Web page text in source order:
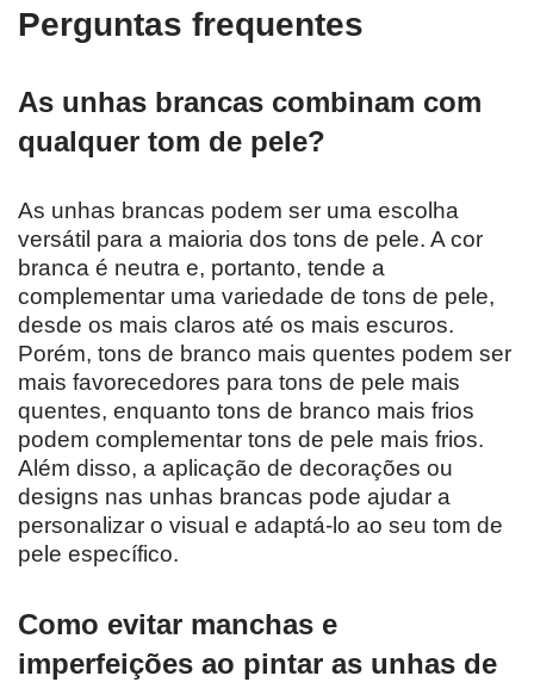
Perguntas frequentes
As unhas brancas combinam com
qualquer tom de pele?
As unhas brancas podem ser uma escolha
versátil para a maioria dos tons de pele. A cor
branca é neutra e, portanto, tende a
complementar uma variedade de tons de pele,
desde os mais claros até os mais escuros.
Porém, tons de branco mais quentes podem ser
mais favorecedores para tons de pele mais
quentes, enquanto tons de branco mais frios
podem complementar tons de pele mais frios.
Além disso, a aplicação de decorações ou
designs nas unhas brancas pode ajudar a
personalizar o visual e adaptá-lo ao seu tom de
pele específico.
Como evitar manchas e
imperfeições ao pintar as unhas de